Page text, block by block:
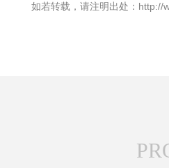
如若转载，请注明出处：http://